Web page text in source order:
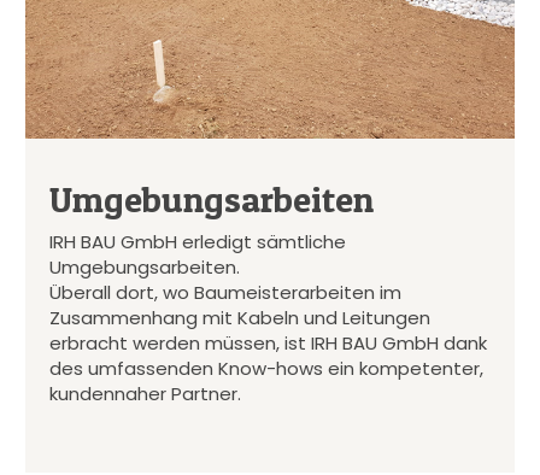
Umgebungsarbeiten
IRH BAU GmbH erledigt sämtliche
Umgebungsarbeiten.
Überall dort, wo Baumeisterarbeiten im
Zusammenhang mit Kabeln und Leitungen
erbracht werden müssen, ist IRH BAU GmbH dank
des umfassenden Know-hows ein kompetenter,
kundennaher Partner.